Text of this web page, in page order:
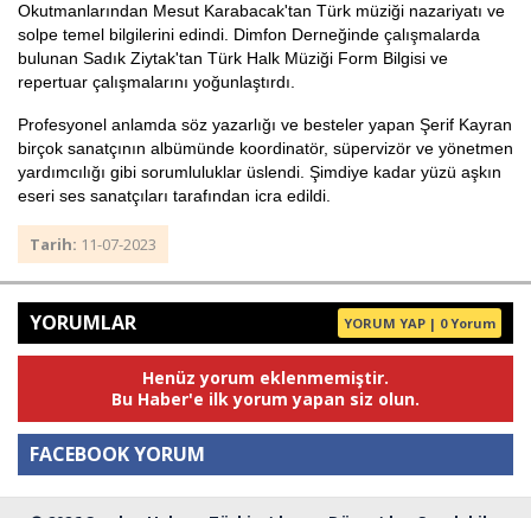
Okutmanlarından Mesut Karabacak'tan Türk müziği nazariyatı ve
solpe temel bilgilerini edindi. Dimfon Derneğinde çalışmalarda
bulunan Sadık Ziytak'tan Türk Halk Müziği Form Bilgisi ve
repertuar çalışmalarını yoğunlaştırdı.
Profesyonel anlamda söz yazarlığı ve besteler yapan Şerif Kayran
birçok sanatçının albümünde koordinatör, süpervizör ve yönetmen
yardımcılığı gibi sorumluluklar üslendi. Şimdiye kadar yüzü aşkın
eseri ses sanatçıları tarafından icra edildi.
Tarih: 11-07-2023
YORUMLAR YORUM YAP | 0 Yorum
Henüz yorum eklenmemiştir.
Bu Haber'e ilk yorum yapan siz olun.
FACEBOOK YORUM